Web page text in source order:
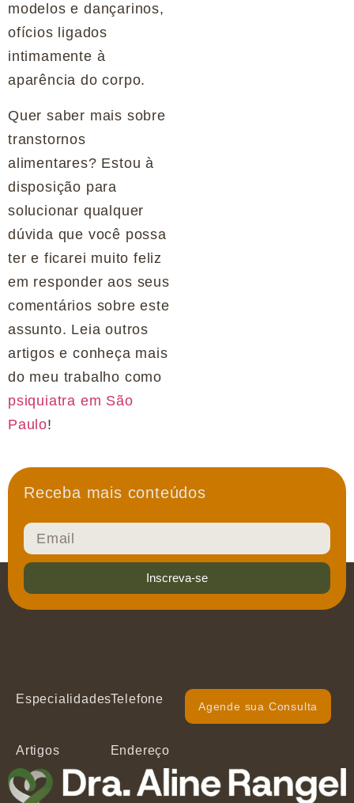
modelos e dançarinos,
ofícios ligados
intimamente à
aparência do corpo.
Quer saber mais sobre
transtornos
alimentares? Estou à
disposição para
solucionar qualquer
dúvida que você possa
ter e ficarei muito feliz
em responder aos seus
comentários sobre este
assunto. Leia outros
artigos e conheça mais
do meu trabalho como
psiquiatra em São
Paulo!
Receba mais conteúdos
Inscreva-se
Especialidades
Artigos
Telefone
Endereço
Agende sua Consulta